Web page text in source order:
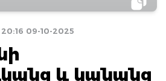
20:16 09-10-2025
և կանանց